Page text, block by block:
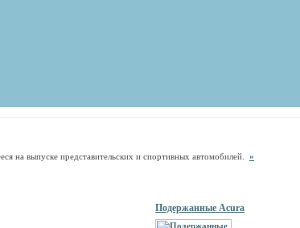
на выпуске представительских и спортивных автомобилей. »
Подержанные Acura